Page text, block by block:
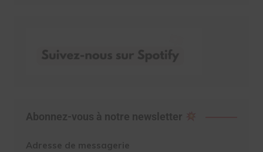
Abonnez-vous à notre newsletter
Adresse de messagerie